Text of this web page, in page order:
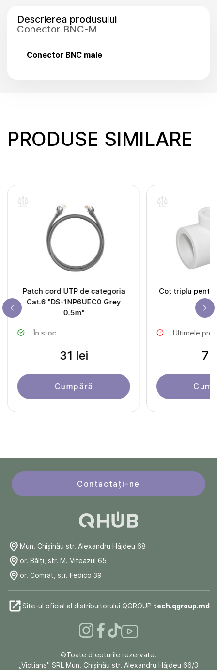
Descrierea produsului
Conector BNC-M
Conector BNC male
PRODUSE SIMILARE
Patch cord UTP de categoria
Cat.6 "DS-1NP6UEC0 Grey
0.5m"
În stoc
31 lei
Cumpără
Cot triplu
Ultimele
7
Contactați-ne
Mun. Chişinău str. Alexandru Hâjdeu 68
or. Bălți, str. M. Viteazul 65
or. Comrat, str. Fedico 39
Site-ul oficial al distribuitorului QGROUP tech.qgroup.md
©Toate drepturile rezervate.
„Victiana" SRL Mun. Chişinău str. Alexandru Hâjdeu 66/3